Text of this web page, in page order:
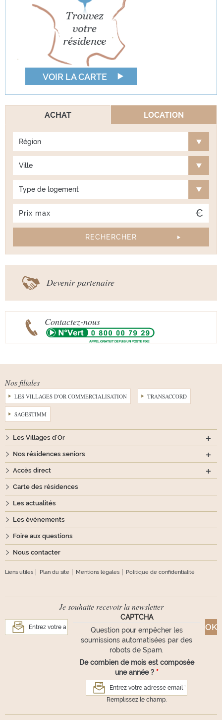
VOIR LA CARTE
ACHAT LOCATION
Région
Ville
Type de logement
Devenir partenaire
Contactez-nous
Nos filiales
LES VILLAGES D'OR COMMERCIALISATION TRANSACCORD
SAGESTIMM
Les Villages d'Or
Nos résidences seniors
Accès direct
Carte des résidences
Les actualités
Les évènements
Foire aux questions
Nous contacter
Liens utiles Plan du site Mentions légales Politique de confidentialité
Je souhaite recevoir la newsletter
CAPTCHA
Question pour empêcher les
soumissions automatisées par des
robots de Spam.
De combien de mois est composée
une année ? *
Remplissez le champ.